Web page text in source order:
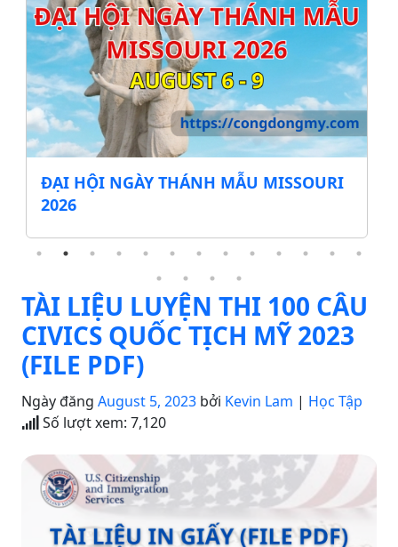
MẪU MISSOURI
CẨM NANG MIỄN
TÀI LIỆU LUYỆN THI 100 CÂU
CIVICS QUỐC TỊCH MỸ 2023
(FILE PDF)
Ngày đăng August 5, 2023 bởi Kevin Lam | Học Tập
Số lượt xem: 7,120